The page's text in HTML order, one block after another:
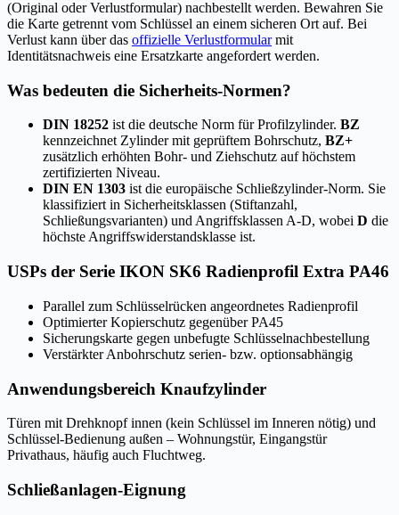
(Original oder Verlustformular) nachbestellt werden. Bewahren Sie
die Karte getrennt vom Schlüssel an einem sicheren Ort auf. Bei
Verlust kann über das offizielle Verlustformularmit
Identitätsnachweis eine Ersatzkarte angefordert werden.
Was bedeuten die Sicherheits-Normen?
DIN 18252 ist die deutsche Norm für Profilzylinder. BZ
kennzeichnet Zylinder mit geprüftem Bohrschutz, BZ+
zusätzlich erhöhten Bohr- und Ziehschutz auf höchstem
zertifizierten Niveau.
DIN EN 1303 ist die europäische Schließzylinder-Norm. Sie
klassifiziert in Sicherheitsklassen (Stiftanzahl,
Schließungsvarianten) und Angriffsklassen A-D, wobei D die
höchste Angriffswiderstandsklasse ist.
USPs der Serie IKON SK6 Radienprofil Extra PA46
Parallel zum Schlüsselrücken angeordnetes Radienprofil
Optimierter Kopierschutz gegenüber PA45
Sicherungskarte gegen unbefugte Schlüsselnachbestellung
Verstärkter Anbohrschutz serien- bzw. optionsabhängig
Anwendungsbereich Knaufzylinder
Türen mit Drehknopf innen (kein Schlüssel im Inneren nötig) und
Schlüssel-Bedienung außen – Wohnungstür, Eingangstür
Privathaus, häufig auch Fluchtweg.
Schließanlagen-Eignung